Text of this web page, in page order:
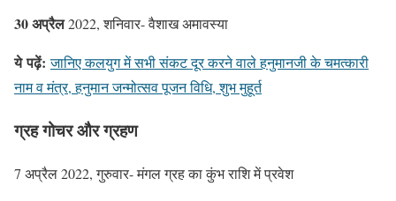
30 अप्रैल2022, शनिवार- वैशाख अमावस्या
ये पढ़ें:जानिए कलयुग में सभी संकट दूर करने वाले हनुमानजी के चमत्कारी
नाम व मंत्र, हनुमान जन्मोत्सव पूजन विधि, शुभ मुहूर्त
ग्रह गोचर और ग्रहण
7 अप्रैल 2022, गुरुवार- मंगल ग्रह का कुंभ राशि में प्रवेश